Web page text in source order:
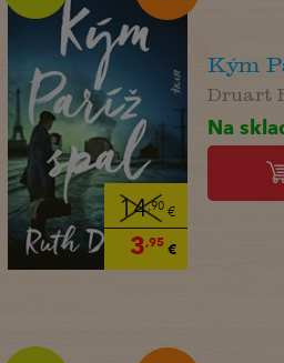
14,90€
3,95€
Kým
Druart
Na